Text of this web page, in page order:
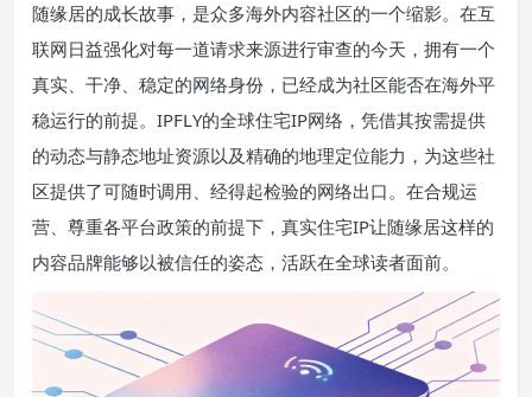
随缘居的成长故事，是众多海外内容社区的一个缩影。在互
联网日益强化对每一道请求来源进行审查的今天，拥有一个
真实、干净、稳定的网络身份，已经成为社区能否在海外平
稳运行的前提。IPFLY的全球住宅IP网络，凭借其按需提供
的动态与静态地址资源以及精确的地理定位能力，为这些社
区提供了可随时调用、经得起检验的网络出口。在合规运
营、尊重各平台政策的前提下，真实住宅IP让随缘居这样的
内容品牌能够以被信任的姿态，活跃在全球读者面前。